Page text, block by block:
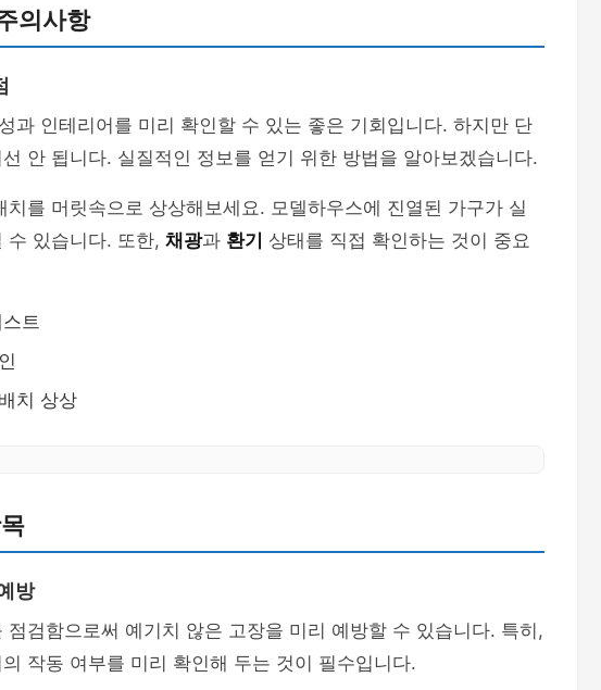
의사항
과 인테리어를 미리 확인할 수 있는 좋은 기회입니다. 하지만 단
안 됩니다. 실질적인 정보를 얻기 위한 방법을 알아보겠습니다.
를 머릿속으로 상상해보세요. 모델하우스에 진열된 가구가 실
수 있습니다. 또한, 채광과 환기
상태를 직접 확인하는 것이 중요
트
치 상상
방
점검함으로써 예기치 않은 고장을 미리 예방할 수 있습니다. 특히,
작동 여부를 미리 확인해 두는 것이 필수입니다.